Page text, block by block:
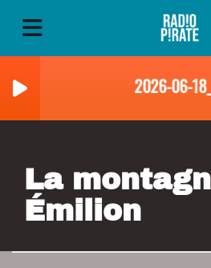
2026-06-
La
Émilion